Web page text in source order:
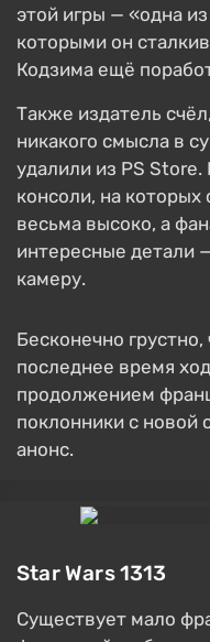
этой игры — «одна
которыми он
Кодзима ещё
Также издатель
никакого смысла в
удалили из PS
консоли, на которых
весьма высоко, а
интересные детали
камеру.
Бесконечно
последнее время
продолжением
поклонники с новой
анонс.
Star Wars 1313
Существует мало